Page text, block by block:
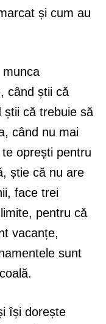
și cum au
munca
când știi că
știi că trebuie să
când nu mai
oprești pentru
știe că nu are
face trei
pentru că
vacanțe,
sunt
își dorește